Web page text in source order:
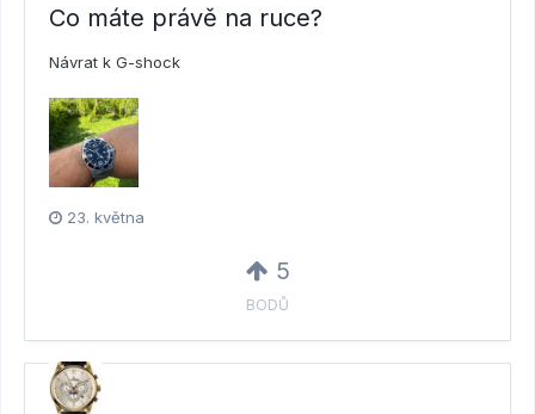
Co máte právě na ruce?
Návrat k G-shock
23. května
5
BODŮ